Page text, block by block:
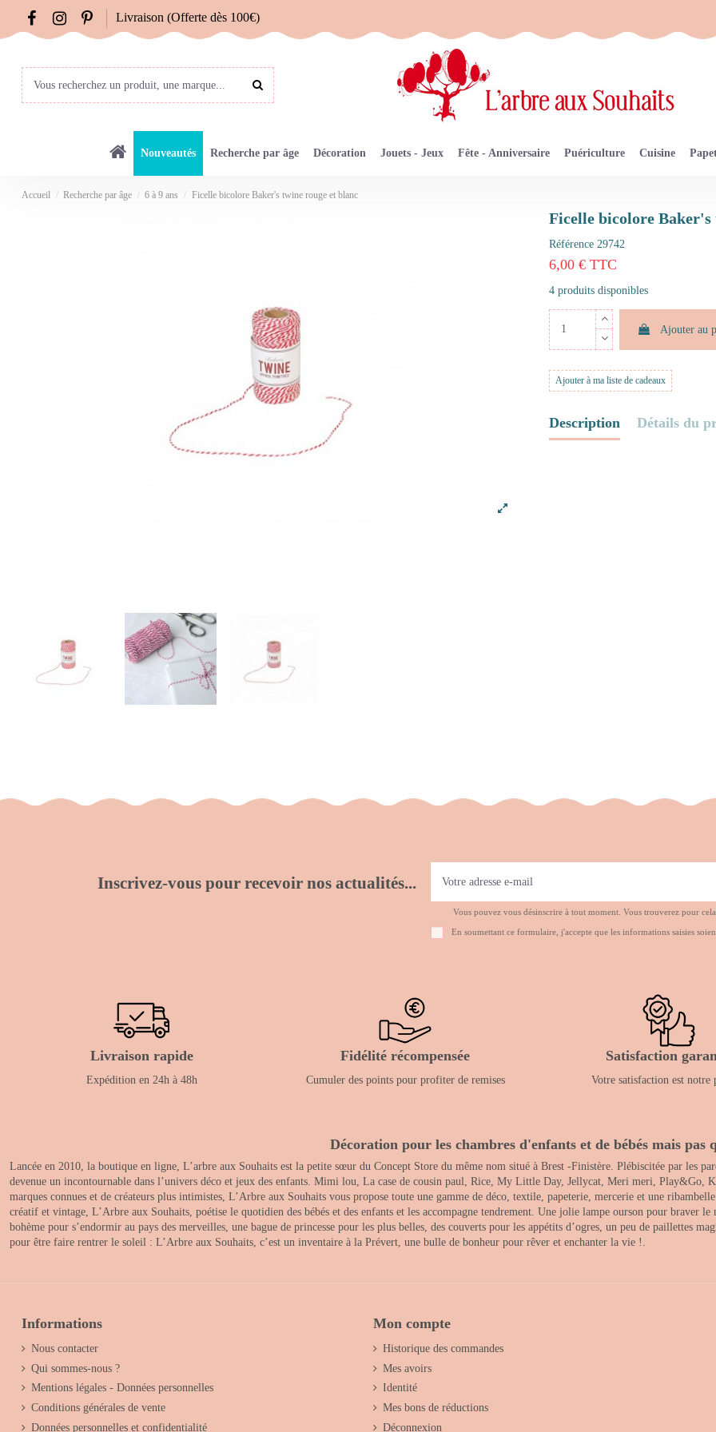
Livraison (Offerte dès 100€)
Nouveautés Recherche par âge Décoration Jouets - Jeux Fête - Anniversaire Puériculture Cuisine
Accueil Recherche par âge 6 à 9 ans Ficelle bicolore Baker's twine rouge et blanc
Ficelle bicolore
Référence 29742
6,00 € TTC
4 produits disponibles
Ajouter au
Ajouter à ma liste de cadeaux
Description Détails du
Inscrivez-vous pour recevoir nos actualités...
Vous pouvez vous désinscrire à tout moment. Vous trouverez pour
En soumettant ce formulaire, j'accepte que les informations saisies
Livraison rapide
Expédition en 24h à 48h
Fidélité récompensée
Cumuler des points pour profiter de remises
Satisfaction
Votre satisfaction est notre
Décoration pour les chambres d'enfants et de bébés mais pas
Lancée en 2010, la boutique en ligne, L’arbre aux Souhaits est la petite sœur du Concept Store du même nom situé à Brest -Finistère. Plébiscitée par les
devenue un incontournable dans l’univers déco et jeux des enfants. Mimi lou, La case de cousin paul, Rice, My Little Day, Jellycat, Meri meri,
marques connues et de créateurs plus intimistes, L’Arbre aux Souhaits vous propose toute une gamme de déco, textile, papeterie, mercerie et une
créatif et vintage, L’Arbre aux Souhaits, poétise le quotidien des bébés et des enfants et les accompagne tendrement. Une jolie lampe ourson pour braver
bohème pour s’endormir au pays des merveilles, une bague de princesse pour les plus belles, des couverts pour les appétits d’ogres, un peu de paillettes
pour être faire rentrer le soleil : L’Arbre aux Souhaits, c’est un inventaire à la Prévert, une bulle de bonheur pour rêver et enchanter la vie !.
Informations
Nous contacter
Qui sommes-nous ?
Mentions légales - Données personnelles
Conditions générales de vente
Données personnelles et confidentialité
Mon compte
Historique des commandes
Mes avoirs
Identité
Mes bons de réductions
Déconnexion